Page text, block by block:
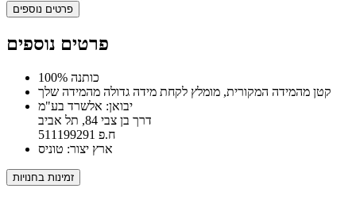
פרטים נוספים
פרטים נוספים
100% כותנה
קטן מהמידה המקורית, מומלץ לקחת מידה גדולה מהמידה שלך
יבואן: אלשרד בע"מ
דרך בן צבי 84, תל אביב
ח.פ 511199291
ארץ יצור: טוניס
זמינות בחנויות